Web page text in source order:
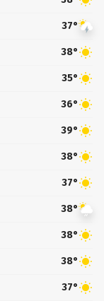
37°
38°
35°
36°
39°
38°
37°
38°
38°
38°
37°